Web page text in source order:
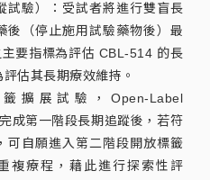
試驗）：受試者將進行雙盲長
後（停止施用試驗藥物後）最
要指標為評估 CBL-514 的長
估其長期療效維持。
擴展試驗，Open-Label
成第一階段長期追蹤後，若符
可自願進入第二階段開放標籤
複療程，藉此進行探索性評